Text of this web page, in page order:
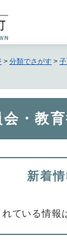
> 分類でさがす >
・教
新着情
ている情報